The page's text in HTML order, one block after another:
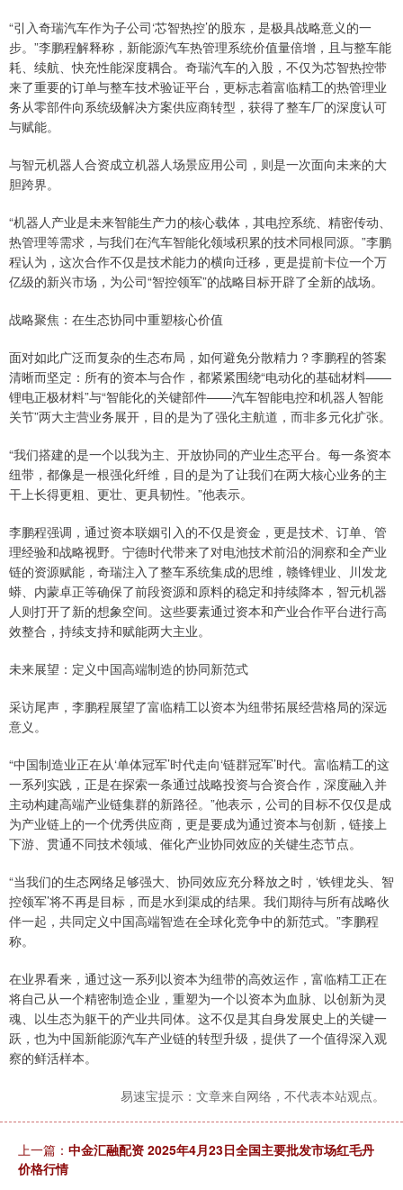
“引入奇瑞汽车作为子公司‘芯智热控’的股东，是极具战略意义的一
步。”李鹏程解释称，新能源汽车热管理系统价值量倍增，且与整车能
耗、续航、快充性能深度耦合。奇瑞汽车的入股，不仅为芯智热控带
来了重要的订单与整车技术验证平台，更标志着富临精工的热管理业
务从零部件向系统级解决方案供应商转型，获得了整车厂的深度认可
与赋能。
与智元机器人合资成立机器人场景应用公司，则是一次面向未来的大
胆跨界。
“机器人产业是未来智能生产力的核心载体，其电控系统、精密传动、
热管理等需求，与我们在汽车智能化领域积累的技术同根同源。”李鹏
程认为，这次合作不仅是技术能力的横向迁移，更是提前卡位一个万
亿级的新兴市场，为公司“智控领军”的战略目标开辟了全新的战场。
战略聚焦：在生态协同中重塑核心价值
面对如此广泛而复杂的生态布局，如何避免分散精力？李鹏程的答案
清晰而坚定：所有的资本与合作，都紧紧围绕“电动化的基础材料——
锂电正极材料”与“智能化的关键部件——汽车智能电控和机器人智能
关节”两大主营业务展开，目的是为了强化主航道，而非多元化扩张。
“我们搭建的是一个以我为主、开放协同的产业生态平台。每一条资本
纽带，都像是一根强化纤维，目的是为了让我们在两大核心业务的主
干上长得更粗、更壮、更具韧性。”他表示。
李鹏程强调，通过资本联姻引入的不仅是资金，更是技术、订单、管
理经验和战略视野。宁德时代带来了对电池技术前沿的洞察和全产业
链的资源赋能，奇瑞注入了整车系统集成的思维，赣锋锂业、川发龙
蟒、内蒙卓正等确保了前段资源和原料的稳定和持续降本，智元机器
人则打开了新的想象空间。这些要素通过资本和产业合作平台进行高
效整合，持续支持和赋能两大主业。
未来展望：定义中国高端制造的协同新范式
采访尾声，李鹏程展望了富临精工以资本为纽带拓展经营格局的深远
意义。
“中国制造业正在从‘单体冠军’时代走向‘链群冠军’时代。富临精工的这
一系列实践，正是在探索一条通过战略投资与合资合作，深度融入并
主动构建高端产业链集群的新路径。”他表示，公司的目标不仅仅是成
为产业链上的一个优秀供应商，更是要成为通过资本与创新，链接上
下游、贯通不同技术领域、催化产业协同效应的关键生态节点。
“当我们的生态网络足够强大、协同效应充分释放之时，‘铁锂龙头、智
控领军’将不再是目标，而是水到渠成的结果。我们期待与所有战略伙
伴一起，共同定义中国高端智造在全球化竞争中的新范式。”李鹏程
称。
在业界看来，通过这一系列以资本为纽带的高效运作，富临精工正在
将自己从一个精密制造企业，重塑为一个以资本为血脉、以创新为灵
魂、以生态为躯干的产业共同体。这不仅是其自身发展史上的关键一
跃，也为中国新能源汽车产业链的转型升级，提供了一个值得深入观
察的鲜活样本。
易速宝提示：文章来自网络，不代表本站观点。
上一篇： 中金汇融配资 2025年4月23日全国主要批发市场红毛丹
价格行情